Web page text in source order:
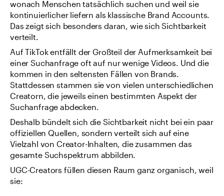
wonach Menschen tatsächlich suchen und weil sie
kontinuierlicher liefern als klassische Brand Accounts.
Das zeigt sich besonders daran, wie sich Sichtbarkeit
verteilt.
Auf TikTok entfällt der Großteil der Aufmerksamkeit bei
einer Suchanfrage oft auf nur wenige Videos. Und die
kommen in den seltensten Fällen von Brands.
Stattdessen stammen sie von vielen unterschiedlichen
Creatorn, die jeweils einen bestimmten Aspekt der
Suchanfrage abdecken.
Deshalb bündelt sich die Sichtbarkeit nicht bei ein paar
offiziellen Quellen, sondern verteilt sich auf eine
Vielzahl von Creator-Inhalten, die zusammen das
gesamte Suchspektrum abbilden.
UGC-Creators füllen diesen Raum ganz organisch, weil
sie: